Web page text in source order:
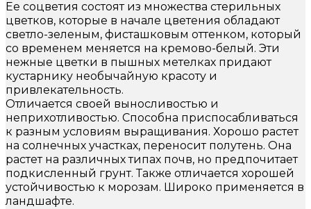
Ее соцветия состоят из множества стерильных
цветков, которые в начале цветения обладают
светло-зеленым, фисташковым оттенком, который
со временем меняется на кремово-белый. Эти
нежные цветки в пышных метелках придают
кустарнику необычайную красоту и
привлекательность.
Отличается своей выносливостью и
неприхотливостью. Способна приспосабливаться
к разным условиям выращивания. Хорошо растет
на солнечных участках, переносит полутень. Она
растет на различных типах почв, но предпочитает
подкисленный грунт. Также отличается хорошей
устойчивостью к морозам. Широко применяется в
ландшафте.